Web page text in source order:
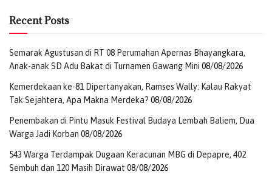
benar berarti bagi mereka.
Bersama Nokia dan NVIDIA, kami membangun fondasi
jaringan terintegrasi AI yang akan meningkatkan kualitas
konektivitas serta menghadirkan pengalaman digital
yang lebih lancar bagi setiap pelanggan.
“Kolaborasi ini memperkuat kesiapan kami melahirkan
inovasi digital berikutnya, sekaligus menegaskan
komitmen kami untuk memberdayakan Indonesia melalui
transformasi digital yang inklusif dan berkelanjutan,”
Recent Posts
Semarak Agustusan di RT 08 Perumahan Apernas Bhayangkara,
Anak-anak SD Adu Bakat di Turnamen Gawang Mini 08/08/2026
Kemerdekaan ke-81 Dipertanyakan, Ramses Wally: Kalau Rakyat
Tak Sejahtera, Apa Makna Merdeka? 08/08/2026
Penembakan di Pintu Masuk Festival Budaya Lembah Baliem, Dua
Warga Jadi Korban 08/08/2026
543 Warga Terdampak Dugaan Keracunan MBG di Depapre, 402
Sembuh dan 120 Masih Dirawat 08/08/2026